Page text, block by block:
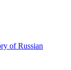
of Russian